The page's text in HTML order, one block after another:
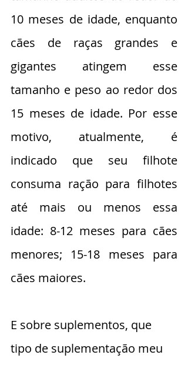
10 meses de idade, enquanto
cães de raças grandes e
gigantes atingem esse
tamanho e peso ao redor dos
15 meses de idade. Por esse
motivo, atualmente, é
indicado que seu filhote
consuma ração para filhotes
até mais ou menos essa
idade: 8-12 meses para cães
menores; 15-18 meses para
cães maiores.
E sobre suplementos, que
tipo de suplementação meu